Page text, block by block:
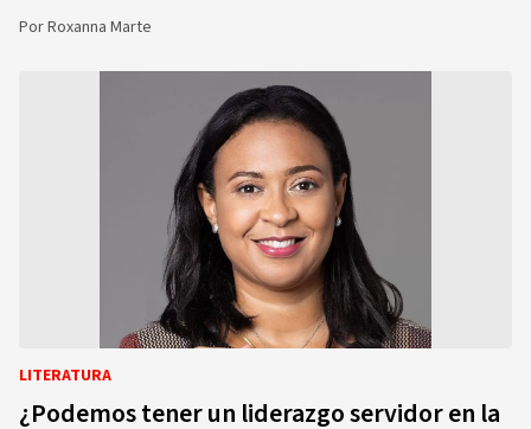
PorRoxanna Marte
LITERATURA
¿Podemos tener un liderazgo servidor en la